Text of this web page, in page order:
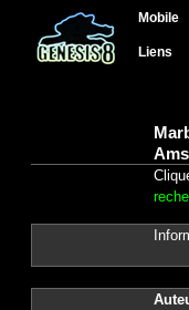
Mobile
Liens